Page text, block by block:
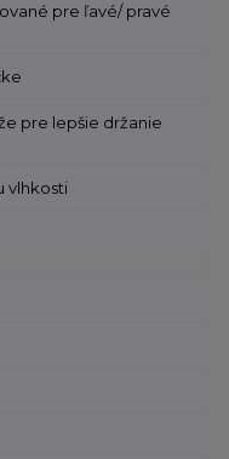
pre ľavé/ pravé
pre lepšie držanie
vlhkosti